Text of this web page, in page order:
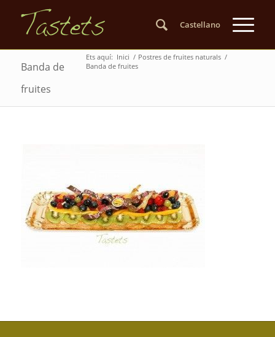
Castellano
Banda de
fruites
Ets aquí: Inici / Postres de fruites naturals /
Banda de fruites